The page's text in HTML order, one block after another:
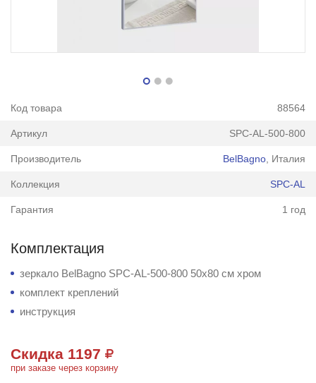
Код товара 88564
Артикул SPC-AL-500-800
Производитель BelBagno , Италия
Коллекция SPC-AL
Гарантия 1 год
Комплектация
зеркало BelBagno SPC-AL-500-800 50x80 см хром
комплект креплений
инструкция
Скидка 1197
при заказе через корзину